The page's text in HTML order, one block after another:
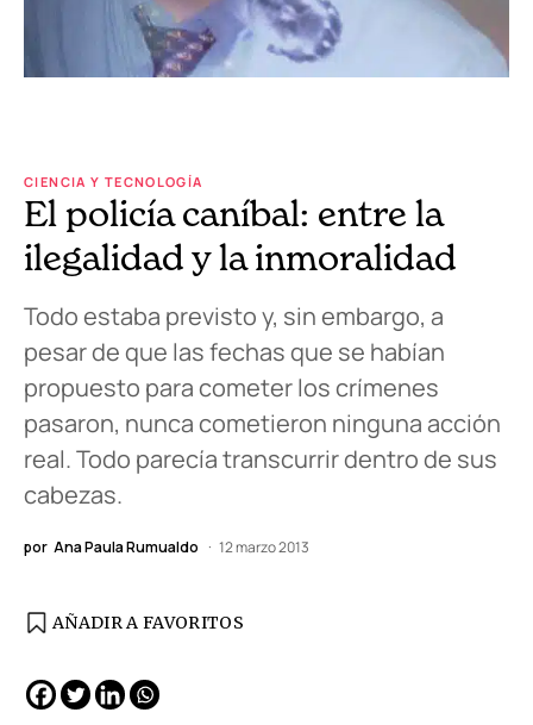
CIENCIA Y TECNOLOGÍA
El policía caníbal: entre la
ilegalidad y la inmoralidad
Todo estaba previsto y, sin embargo, a
pesar de que las fechas que se habían
propuesto para cometer los crímenes
pasaron, nunca cometieron ninguna acción
real. Todo parecía transcurrir dentro de sus
cabezas.
por Ana Paula Rumualdo 12 marzo 2013
AÑADIR A FAVORITOS